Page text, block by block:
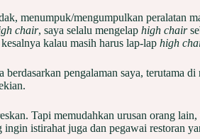
menumpuk/mengumpulkan peralatan
chair, saya selalu mengelap high chair
kalau masih harus lap-lap high
pengalaman saya, terutama
Tapi memudahkan urusan orang
istirahat juga dan pegawai restoran